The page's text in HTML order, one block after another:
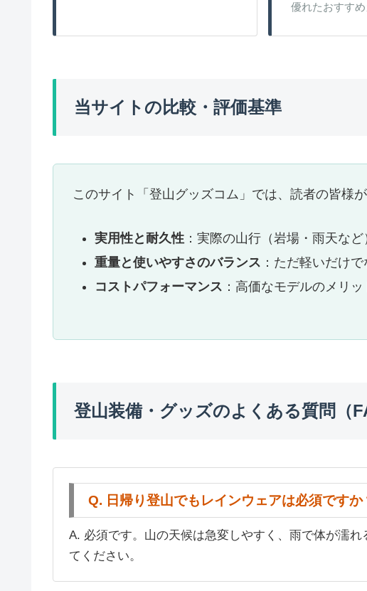
優れたおすす
当サイトの比較・評価基準
このサイト「登山グッズコム」では、読者の皆様
実用性と耐久性：実際の山行（岩場・雨天など
重量と使いやすさのバランス ：ただ軽いだけ
コストパフォーマンス ：高価なモデルのメリ
登山装備・グッズのよくある質問（
Q. 日帰り登山でもレインウェアは必須ですか
A. 必須です。山の天候は急変しやすく、雨で体が濡
てください。